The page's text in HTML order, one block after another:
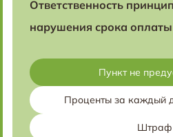
Ответственность
нарушения срока
Пункт не
Проценты за каждый
Штраф